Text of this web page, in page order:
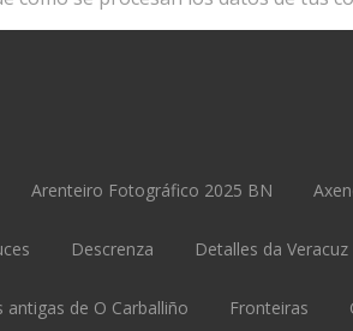
Arenteiro Fotográfico 2025 BN
Descrenza Detalles da Veracuz
antigas de O Carballiño Fronteiras